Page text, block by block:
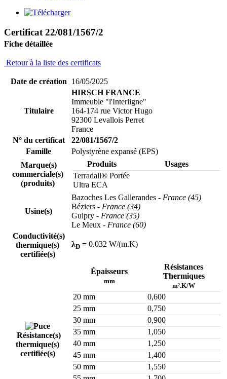
Certificat 22/081/1567/2
Fiche détaillée
Retour à la liste des certificats
Date de création 16/05/2025
Titulaire
HIRSCH FRANCE
Immeuble "l'Interligne"
164-174 rue Victor Hugo
92300 Levallois Perret
France
N° du certificat
22/081/1567/2
Famille
Polystyrène expansé (EPS)
Marque(s)
commerciale(s)
(produits)
Produits
Usages
Terradall® Portée
Ultra ECA
Usine(s)
Bazoches Les Gallerandes - France (45)
Béziers - France (34)
Guipry - France (35)
Le Meux - France (60)
Conductivité(s)
thermique(s)
certifiée(s)
λD = 0.032 W/(m.K)
Résistance(s)
thermique(s)
certifiée(s)
Épaisseurs
mm
Résistances
Thermiques
m².K/W
20 mm
0,600
25 mm
0,750
30 mm
0,900
35 mm
1,050
40 mm
1,250
45 mm
1,400
50 mm
1,550